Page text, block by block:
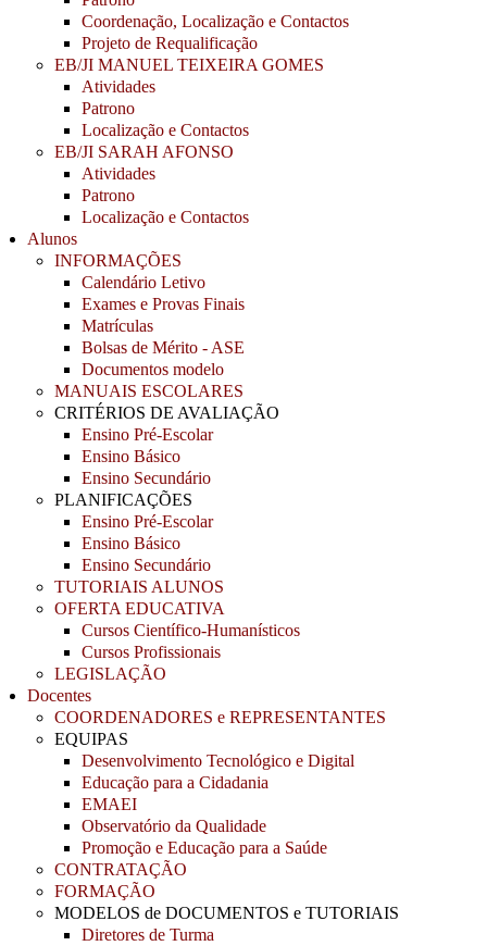
Coordenação, Localização e Contactos
Projeto de Requalificação
EB/JI MANUEL TEIXEIRA GOMES
Atividades
Patrono
Localização e Contactos
EB/JI SARAH AFONSO
Atividades
Patrono
Localização e Contactos
Alunos
INFORMAÇÕES
Calendário Letivo
Exames e Provas Finais
Matrículas
Bolsas de Mérito - ASE
Documentos modelo
MANUAIS ESCOLARES
CRITÉRIOS DE AVALIAÇÃO
Ensino Pré-Escolar
Ensino Básico
Ensino Secundário
PLANIFICAÇÕES
Ensino Pré-Escolar
Ensino Básico
Ensino Secundário
TUTORIAIS ALUNOS
OFERTA EDUCATIVA
Cursos Científico-Humanísticos
Cursos Profissionais
LEGISLAÇÃO
Docentes
COORDENADORES e REPRESENTANTES
EQUIPAS
Desenvolvimento Tecnológico e Digital
Educação para a Cidadania
EMAEI
Observatório da Qualidade
Promoção e Educação para a Saúde
CONTRATAÇÃO
FORMAÇÃO
MODELOS de DOCUMENTOS e TUTORIAIS
Diretores de Turma